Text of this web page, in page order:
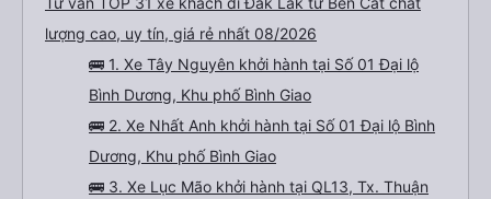
lượng cao, uy tín, giá rẻ nhất 08/2026
🚌 1. Xe Tây Nguyên khởi hành tại Số 01 Đại lộ
Bình Dương, Khu phố Bình Giao
🚌 2. Xe Nhất Anh khởi hành tại Số 01 Đại lộ Bình
Dương, Khu phố Bình Giao
🚌 3. Xe Lục Mão khởi hành tại QL13, Tx. Thuận